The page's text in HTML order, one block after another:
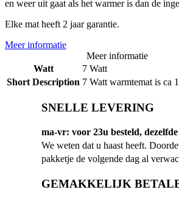
en weer uit gaat als het warmer is dan de
Elke mat heeft 2 jaar garantie.
Meer informatie
Meer informatie
Watt
7 Watt
Short Description 7 Watt warmtemat is ca
SNELLE LEVERING
ma-vr: voor 23u besteld,
We weten dat u haast heeft.
pakketje de volgende dag al
GEMAKKELIJK